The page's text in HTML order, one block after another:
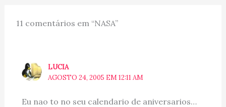
11 comentários em “NASA”
LUCIA
AGOSTO 24, 2005 EM 12:11 AM
Eu nao to no seu calendario de aniversarios…